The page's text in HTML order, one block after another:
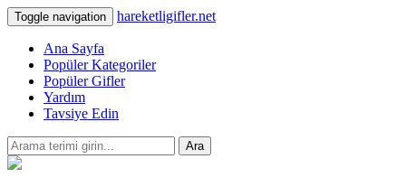
Toggle navigation hareketligifler.net
Ana Sayfa
Popüler Kategoriler
Popüler Gifler
Yardım
Tavsiye Edin
Ara